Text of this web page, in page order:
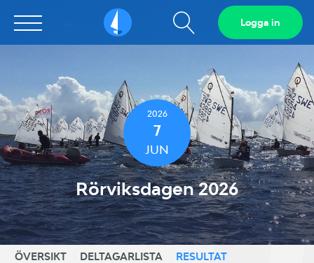
Sailarena Visa
sökfält
Logga in
2026
7
JUN
Rörviksdagen 2026
ÖVERSIKT DELTAGARLISTA RESULTAT